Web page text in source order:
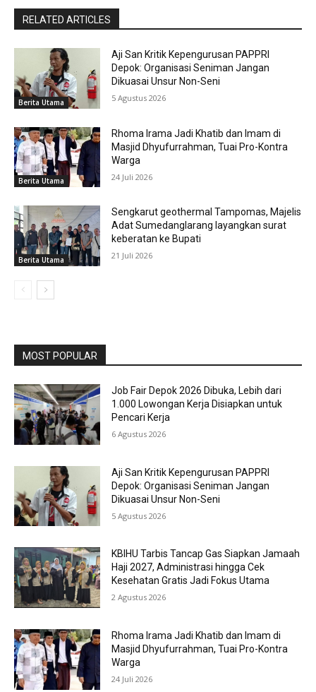
RELATED ARTICLES
Berita Utama
Aji San Kritik Kepengurusan PAPPRI
Depok: Organisasi Seniman Jangan
Dikuasai Unsur Non-Seni
5 Agustus 2026
Berita Utama
Rhoma Irama Jadi Khatib dan Imam di
Masjid Dhyufurrahman, Tuai Pro-Kontra
Warga
24 Juli 2026
Berita Utama
Sengkarut geothermal Tampomas, Majelis
Adat Sumedanglarang layangkan surat
keberatan ke Bupati
21 Juli 2026
MOST POPULAR
Job Fair Depok 2026 Dibuka, Lebih dari
1.000 Lowongan Kerja Disiapkan untuk
Pencari Kerja
6 Agustus 2026
Aji San Kritik Kepengurusan PAPPRI
Depok: Organisasi Seniman Jangan
Dikuasai Unsur Non-Seni
5 Agustus 2026
KBIHU Tarbis Tancap Gas Siapkan Jamaah
Haji 2027, Administrasi hingga Cek
Kesehatan Gratis Jadi Fokus Utama
2 Agustus 2026
Rhoma Irama Jadi Khatib dan Imam di
Masjid Dhyufurrahman, Tuai Pro-Kontra
Warga
24 Juli 2026